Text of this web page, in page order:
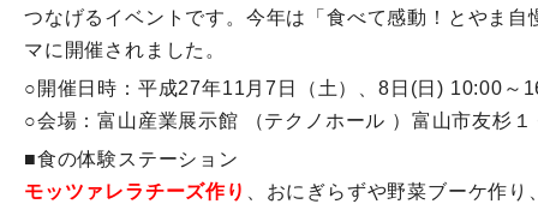
つなげるイベントです。今年は「食べて感動！とやま自
マに開催されました。
○開催日時：平成27年11月7日（土）、8日(日) 10:00～
○会場：富山産業展示館 （テクノホール ）富山市友杉１
■食の体験ステーション
モッツァレラチーズ作り
、おにぎらずや野菜ブーケ作